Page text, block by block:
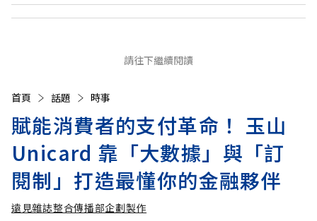
請往下繼續閱讀
首頁 話題 時事
賦能消費者的支付革命！ 玉山
Unicard 靠「大數據」與「訂
閱制」打造最懂你的金融夥伴
遠見雜誌整合傳播部企劃製作